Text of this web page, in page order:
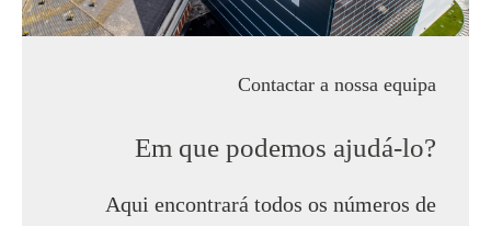
Contactar a nossa equipa
Em que podemos ajudá-lo?
Aqui encontrará todos os números de